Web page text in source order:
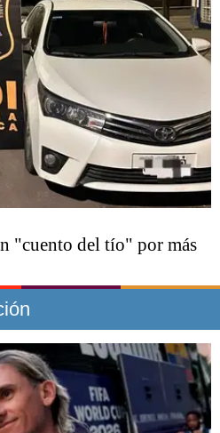
"cuento del tío" por más